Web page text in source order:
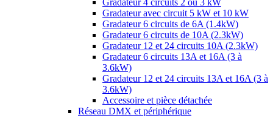
Gradateur 4 circuits 2 ou 3 kW
Gradateur avec circuit 5 kW et 10 kW
Gradateur 6 circuits de 6A (1.4kW)
Gradateur 6 circuits de 10A (2.3kW)
Gradateur 12 et 24 circuits 10A (2.3kW)
Gradateur 6 circuits 13A et 16A (3 à
3.6kW)
Gradateur 12 et 24 circuits 13A et 16A (3 à
3.6kW)
Accessoire et pièce détachée
Réseau DMX et périphérique